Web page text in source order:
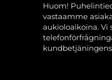
Huom!
vastaamme
aukioloaikoina. Vi